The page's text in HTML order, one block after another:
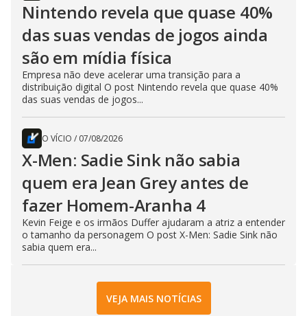
Nintendo revela que quase 40%
das suas vendas de jogos ainda
são em mídia física
Empresa não deve acelerar uma transição para a
distribuição digital O post Nintendo revela que quase 40%
das suas vendas de jogos...
O VÍCIO / 07/08/2026
X-Men: Sadie Sink não sabia
quem era Jean Grey antes de
fazer Homem-Aranha 4
Kevin Feige e os irmãos Duffer ajudaram a atriz a entender
o tamanho da personagem O post X-Men: Sadie Sink não
sabia quem era...
VEJA MAIS NOTÍCIAS